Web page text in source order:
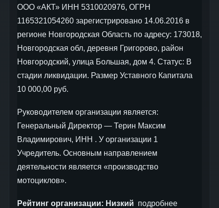
ООО «АКТ» ИНН 5310020976, ОГРН
1165321054260 зарегистрировано 14.06.2016 в
регионе Новгородская Область по адресу: 173018,
Новгородская обл, деревня Григорово, район
Новгородский, улица Большая, дом 4. Статус: В
стадии ликвидации. Размер Уставного Капитала
10 000,00 руб.
Руководителем организации является:
Генеральный Директор — Терин Максим
Владимирович, ИНН . У организации 1
Учредитель. Основным направлением
деятельности является «производство
мотоциклов».
Рейтинг организации: Низкий подробнее